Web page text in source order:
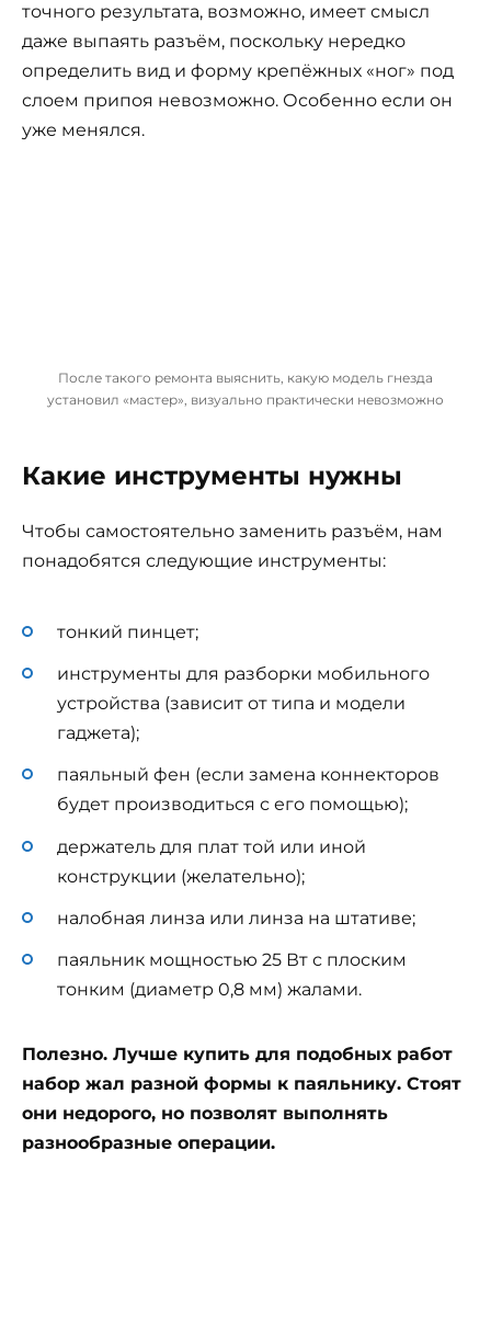
точного результата, возможно, имеет смысл
даже выпаять разъём, поскольку нередко
определить вид и форму крепёжных «ног» под
слоем припоя невозможно. Особенно если он
уже менялся.
После такого ремонта выяснить, какую модель гнезда
установил «мастер», визуально практически невозможно
Какие инструменты нужны
Чтобы самостоятельно заменить разъём, нам
понадобятся следующие инструменты:
тонкий пинцет;
инструменты для разборки мобильного
устройства (зависит от типа и модели
гаджета);
паяльный фен (если замена коннекторов
будет производиться с его помощью);
держатель для плат той или иной
конструкции (желательно);
налобная линза или линза на штативе;
паяльник мощностью 25 Вт с плоским
тонким (диаметр 0,8 мм) жалами.
Полезно. Лучше купить для подобных работ
набор жал разной формы к паяльнику. Стоят
они недорого, но позволят выполнять
разнообразные операции.